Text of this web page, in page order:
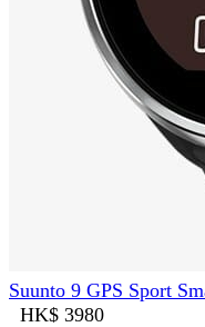
Suunto 9 GPS Sport
HK$ 3980